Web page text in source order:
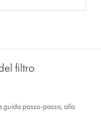
filtro
guida passo-passo, alla